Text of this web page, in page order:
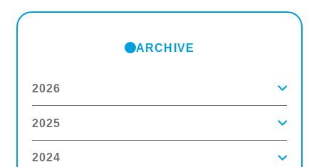
ARCHIVE
2026
2026年8月
2026年5月
2025
2025年12月
2024